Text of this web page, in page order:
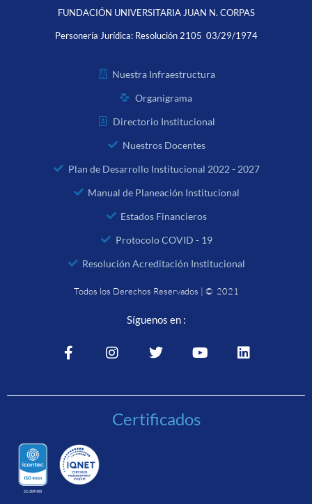
FUNDACIÓN UNIVERSITARIA JUAN N. CORPAS
Personería Jurídica: Resolución 2105 03/29/1974
Nuestra Infraestructura
Organigrama
Directorio Institucional
Nuestros Docentes
Plan de Desarrollo Institucional 2022 - 2027
Manual de Planeación Institucional
Estados Financieros
Protocolo COVID - 19
Resolución Acreditación Institucional
Todos los Derechos Reservados | © 2021
Síguenos en :
Certificados